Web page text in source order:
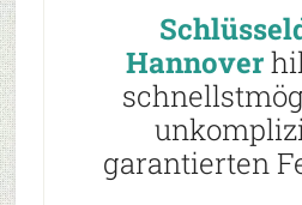
Hannover
garantierten